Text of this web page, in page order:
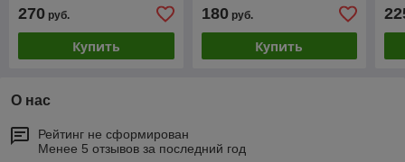
270 руб.
Купить
180руб.
Купить
О нас
Рейтинг не сформирован
Менее 5 отзывов за последний год